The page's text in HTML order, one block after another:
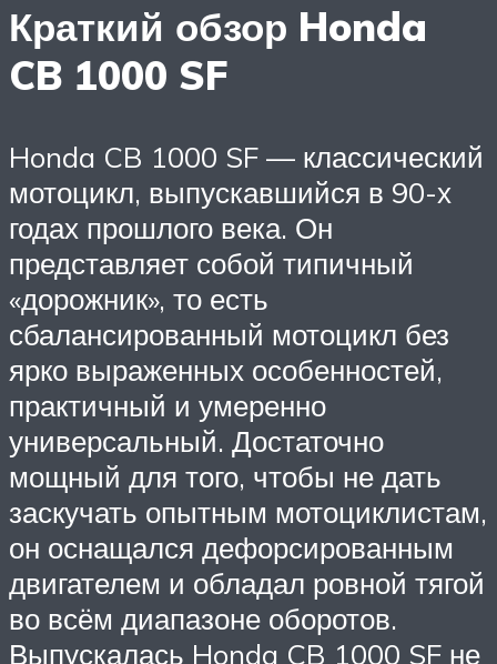
Краткий обзор Honda
CB 1000 SF
Honda CB 1000 SF — классический
мотоцикл, выпускавшийся в 90-х
годах прошлого века. Он
представляет собой типичный
«дорожник», то есть
сбалансированный мотоцикл без
ярко выраженных особенностей,
практичный и умеренно
универсальный. Достаточно
мощный для того, чтобы не дать
заскучать опытным мотоциклистам,
он оснащался дефорсированным
двигателем и обладал ровной тягой
во всём диапазоне оборотов.
Выпускалась Honda CB 1000 SF не